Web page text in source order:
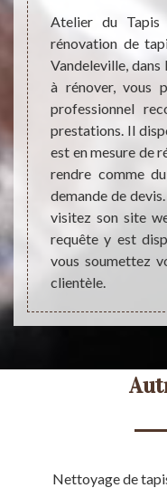
qui
à
et
Si
à le
plus
Atelier du
rénovation de
Vandeleville, dans
à rénover, vous
professionnel
prestations. Il
est en mesure de
rendre comme
demande de
visitez son site
requête y est
vous soumettez
clientèle.
Nettoyage de